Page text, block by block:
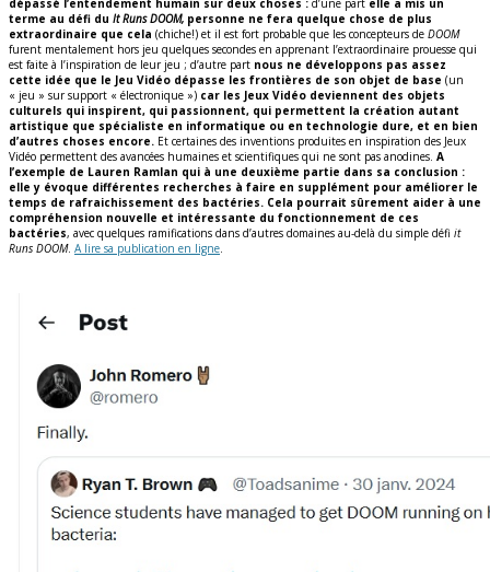
terme au défi du It Runs DOOM, personne ne fera quelque chose de plus
extraordinaire que cela (chiche!) et il est fort probable que les concepteurs de DOOM
furent mentalement hors jeu quelques secondes en apprenant l’extraordinaire prouesse qui
est faite à l’inspiration de leur jeu ; d’autre part nous ne développons pas assez
cette idée que le Jeu Vidéo dépasse les frontières de son objet de base (un
« jeu » sur support « électronique ») car les Jeux Vidéo deviennent des objets
culturels qui inspirent, qui passionnent, qui permettent la création autant
artistique que spécialiste en informatique ou en technologie dure, et en bien
d’autres choses encore. Et certaines des inventions produites en inspiration des Jeux
Vidéo permettent des avancées humaines et scientifiques qui ne sont pas anodines. A
l’exemple de Lauren Ramlan qui à une deuxième partie dans sa conclusion :
elle y évoque différentes recherches à faire en supplément pour améliorer le
temps de rafraichissement des bactéries. Cela pourrait sûrement aider à une
compréhension nouvelle et intéressante du fonctionnement de ces
bactéries, avec quelques ramifications dans d’autres domaines au-delà du simple défi it
Runs DOOM. A lire sa publication en ligne